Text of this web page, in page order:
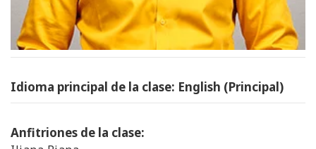
Idioma principal de la clase: English (Principal)
Anfitriones de la clase: